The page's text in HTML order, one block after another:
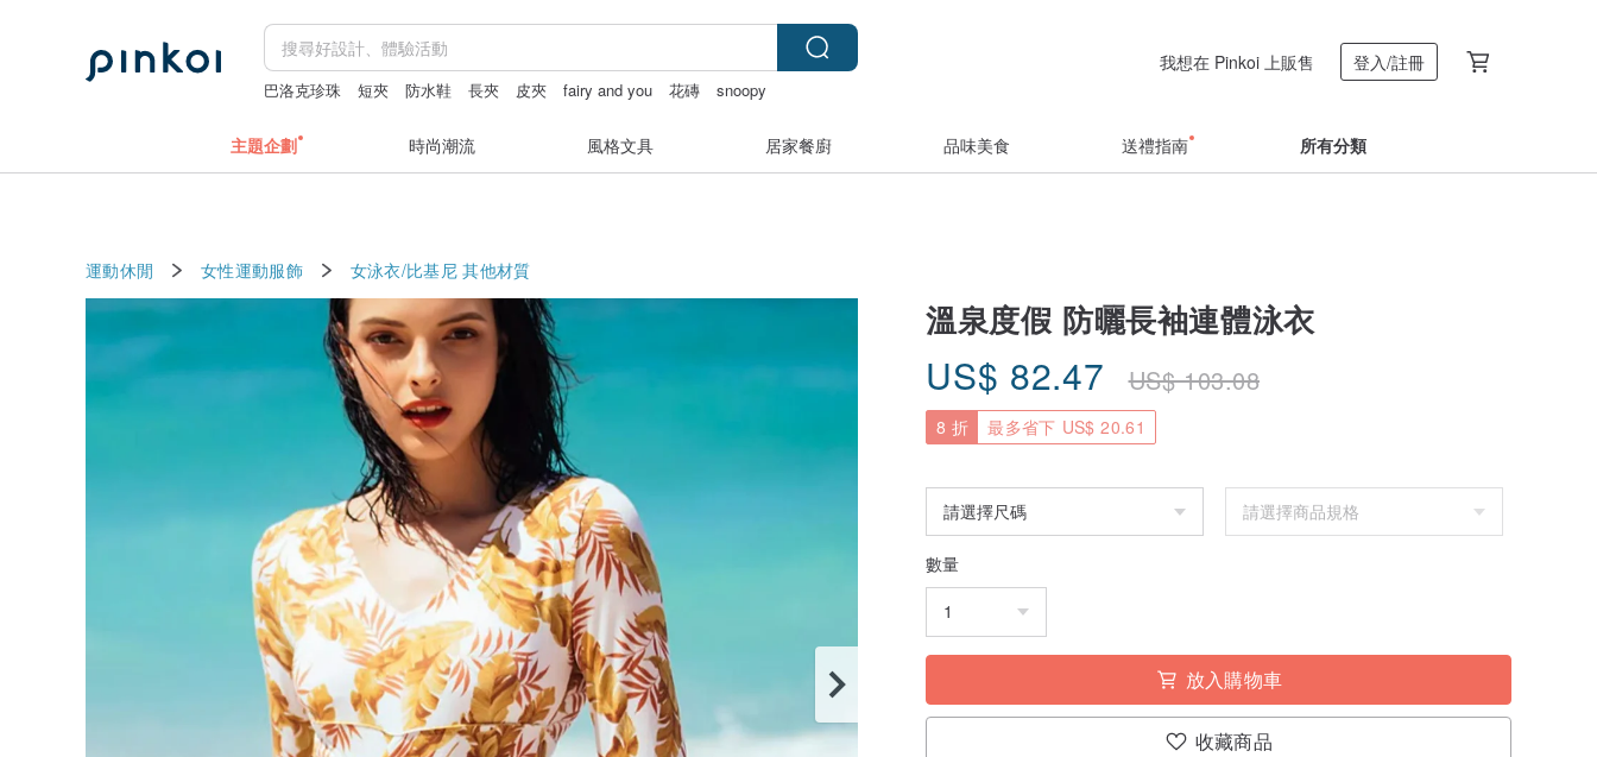
巴洛克珍珠 短夾 防水鞋 長夾 皮夾 fairy and you 花磚 snoopy
我想在 Pinkoi 上販售 登入/註冊
主題企劃 時尚潮流 風格文具 居家餐廚 品味美食 送禮指南 所有分類
運動休閒 女性運動服飾 女泳衣/比基尼 其他材質
溫泉度假 防曬長袖連體泳衣
US$ 82.47 US$103.08
8 折 最多省下 US$ 20.61
數量
放入購物車
收藏商品